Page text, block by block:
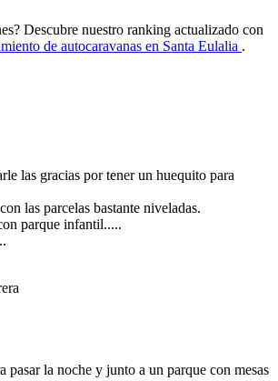
Descubre nuestro ranking actualizado con
de autocaravanas en Santa Eulalia .
las gracias por tener un huequito para
las parcelas bastante niveladas.
parque infantil.....
pasar la noche y junto a un parque con mesas